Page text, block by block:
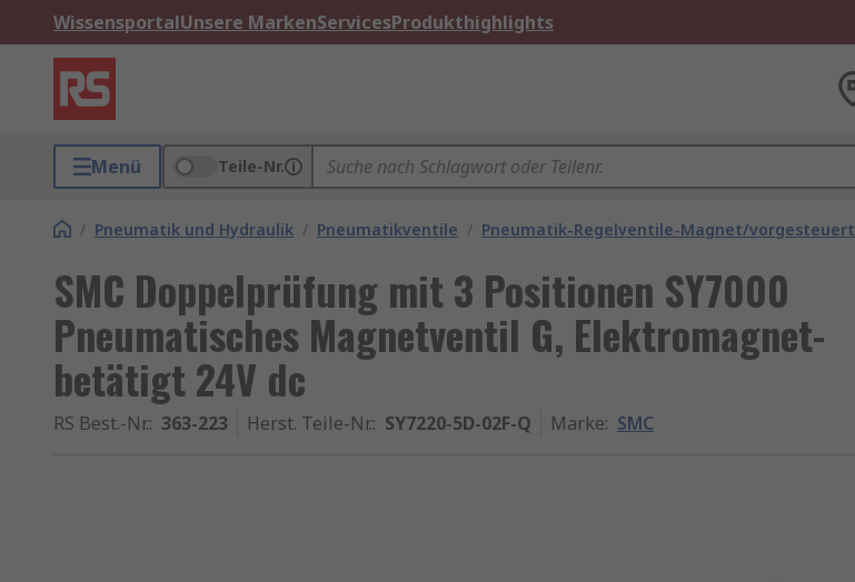
WissensportalUnsere MarkenServicesProdukthighlights
Menü Teile-Nr.
/ Pneumatik und Hydraulik / Pneumatikventile / Pneumatik-Regelventile-Magnet/vorgesteuert
SMC Doppelprüfung mit 3 Positionen SY7000
Pneumatisches Magnetventil G, Elektromagnet-
betätigt 24V dc
RS Best.-Nr.: 363-223 Herst. Teile-Nr.: SY7220-5D-02F-Q Marke: SMC